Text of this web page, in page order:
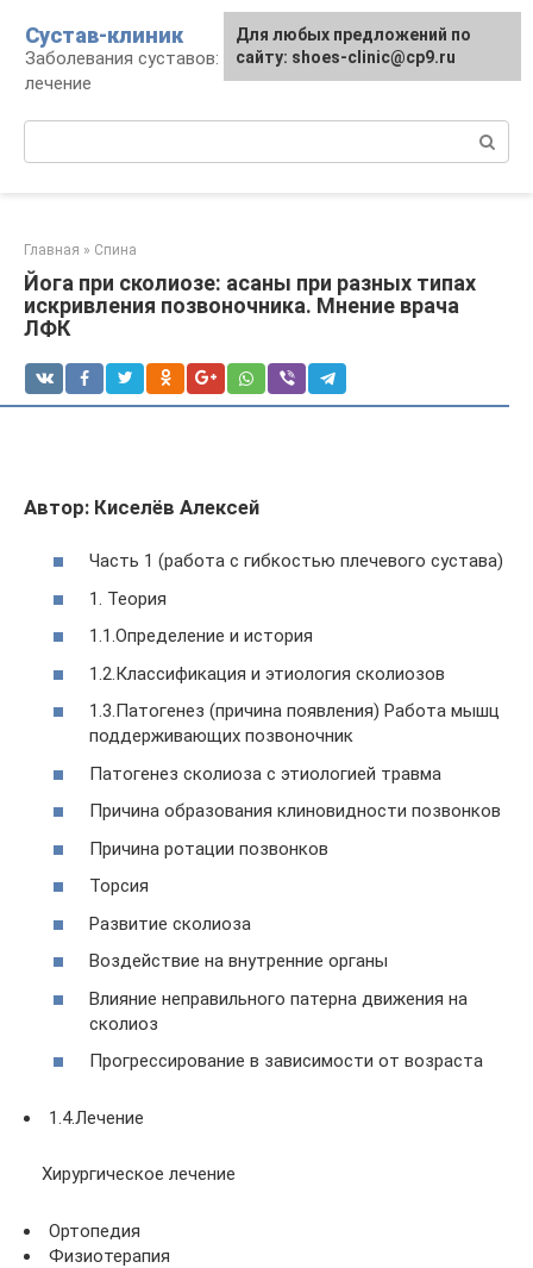
контенту
Сустав-клиник
Заболевания суставов: профилактика и
лечение
Главная » Спина
Йога при сколиозе: асаны при разных типах
искривления позвоночника. Мнение врача
ЛФК
Автор: Киселёв Алексей
Часть 1 (работа с гибкостью плечевого сустава)
1. Теория
1.1.Определение и история
1.2.Классификация и этиология сколиозов
1.3.Патогенез (причина появления) Работа мышц
поддерживающих позвоночник
Патогенез сколиоза с этиологией травма
Причина образования клиновидности позвонков
Причина ротации позвонков
Торсия
Развитие сколиоза
Воздействие на внутренние органы
Влияние неправильного патерна движения на
сколиоз
Прогрессирование в зависимости от возраста
1.4.Лечение
Хирургическое лечение
Ортопедия
Физиотерапия
Для любых предложений по
сайту: shoes-clinic@cp9.ru